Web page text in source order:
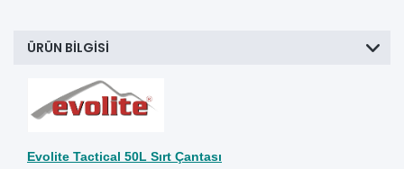
ÜRÜN BILGISI
Evolite Tactical 50L Sırt Çantası